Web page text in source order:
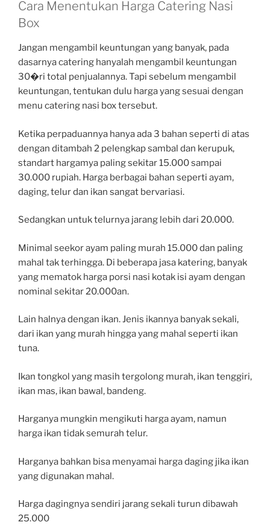
Cara Menentukan Harga Catering Nasi
Box
Jangan mengambil keuntungan yang banyak, pada
dasarnya catering hanyalah mengambil keuntungan
30�ri total penjualannya. Tapi sebelum mengambil
keuntungan, tentukan dulu harga yang sesuai dengan
menu catering nasi box tersebut.
Ketika perpaduannya hanya ada 3 bahan seperti di atas
dengan ditambah 2 pelengkap sambal dan kerupuk,
standart hargamya paling sekitar 15.000 sampai
30.000 rupiah. Harga berbagai bahan seperti ayam,
daging, telur dan ikan sangat bervariasi.
Sedangkan untuk telurnya jarang lebih dari 20.000.
Minimal seekor ayam paling murah 15.000 dan paling
mahal tak terhingga. Di beberapa jasa katering, banyak
yang mematok harga porsi nasi kotak isi ayam dengan
nominal sekitar 20.000an.
Lain halnya dengan ikan. Jenis ikannya banyak sekali,
dari ikan yang murah hingga yang mahal seperti ikan
tuna.
Ikan tongkol yang masih tergolong murah, ikan tenggiri,
ikan mas, ikan bawal, bandeng.
Harganya mungkin mengikuti harga ayam, namun
harga ikan tidak semurah telur.
Harganya bahkan bisa menyamai harga daging jika ikan
yang digunakan mahal.
Harga dagingnya sendiri jarang sekali turun dibawah
25.000